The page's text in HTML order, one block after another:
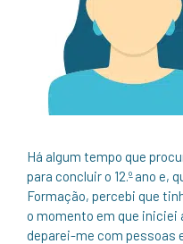
Há algum tempo que
para concluir o 12.º ano e,
Formação, percebi que
o momento em que iniciei
deparei-me com pessoas